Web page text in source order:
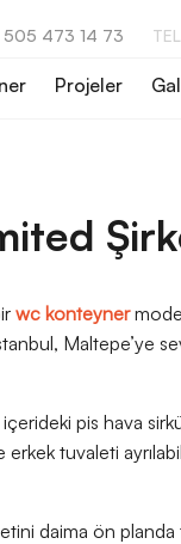
473 14 73
Projeler
wc konteyner
Maltepe’ye
pis hava
erkek tuvaleti
daima ön